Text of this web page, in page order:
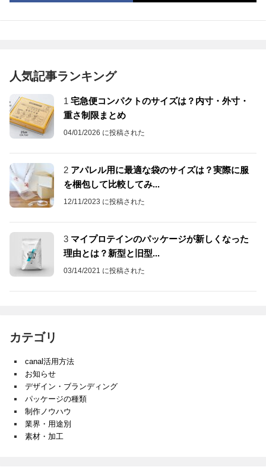
人気記事ランキング
1 宅急便コンパクトのサイズは？内寸・外寸・
重さ制限まとめ
04/01/2026 に投稿された
2 アパレル用に最適な袋のサイズは？実際に服
を梱包して比較してみ...
12/11/2023 に投稿された
3 マイプロテインのパッケージが新しくなった
理由とは？新型と旧型...
03/14/2021 に投稿された
カテゴリ
canal活用方法
お知らせ
デザイン・ブランディング
パッケージの種類
制作ノウハウ
業界・用途別
素材・加工